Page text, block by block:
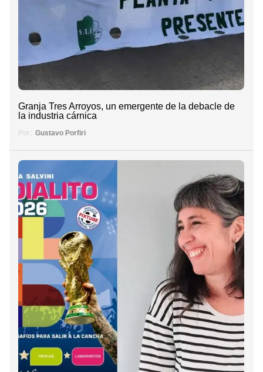
Granja Tres Arroyos, un emergente de la debacle de
la industria cárnica
Por: Gustavo Porfiri